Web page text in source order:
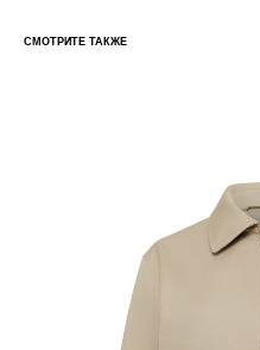
СМОТРИТЕ ТАКЖЕ